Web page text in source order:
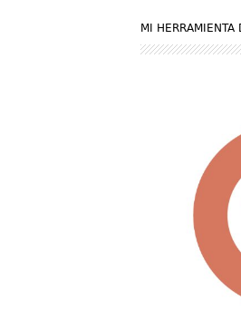
MI HERRAMIENTA